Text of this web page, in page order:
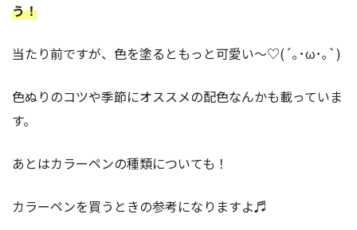
う！
当たり前ですが、色を塗るともっと可愛い〜♡(´｡･ω･｡`)
色ぬりのコツや季節にオススメの配色なんかも載っていま
す。
あとはカラーペンの種類についても！
カラーペンを買うときの参考になりますよ♬